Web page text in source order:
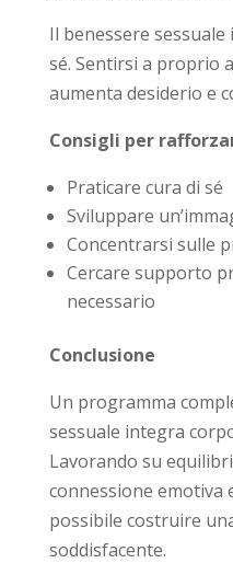
Il benessere sessuale
sé. Sentirsi a proprio
aumenta desiderio e
Consigli per
Praticare cura di sé
Sviluppare
Concentrarsi sulle
Cercare supporto
necessario
Conclusione
Un programma
sessuale integra
Lavorando su
connessione emotiva
possibile costruire
soddisfacente.